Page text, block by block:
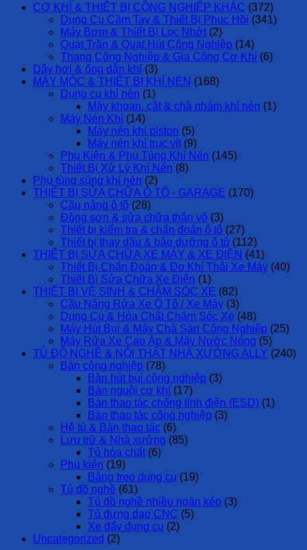
CƠ KHÍ & THIẾT BỊ CÔNG NGHIỆP KHÁC (372)
Dụng Cụ Cầm Tay & Thiết Bị Phục Hồi (341)
Máy Bơm & Thiết Bị Lọc Nhớt (2)
Quạt Trần & Quạt Hút Công Nghiệp (14)
Thang Công Nghiệp & Gia Công Cơ Khí (6)
Dây hơi & ống dẫn khí (3)
MÁY MÓC & THIẾT BỊ KHÍ NÉN (168)
Dụng cụ khí nén (1)
Máy khoan, cắt & chà nhám khí nén (1)
Máy Nén Khí (14)
Máy nén khí piston (5)
Máy nén khí trục vít (9)
Phụ Kiện & Phụ Tùng Khí Nén (145)
Thiết Bị Xử Lý Khí Nén (8)
Phụ tùng súng khí nén (2)
THIẾT BỊ SỬA CHỮA Ô TÔ - GARAGE (170)
Cầu nâng ô tô (28)
Đồng sơn & sửa chữa thân vỏ (3)
Thiết bị kiểm tra & chẩn đoán ô tô (27)
Thiết bị thay dầu & bảo dưỡng ô tô (112)
THIẾT BỊ SỬA CHỮA XE MÁY & XE ĐIỆN (41)
Thiết Bị Chẩn Đoán & Đo Khí Thải Xe Máy (40)
Thiết Bị Sửa Chữa Xe Điện (1)
THIẾT BỊ VỆ SINH & CHĂM SÓC XE (82)
Cầu Nâng Rửa Xe Ô Tô / Xe Máy (3)
Dụng Cụ & Hóa Chất Chăm Sóc Xe (48)
Máy Hút Bụi & Máy Chà Sàn Công Nghiệp (25)
Máy Rửa Xe Cao Áp & Máy Nước Nóng (5)
TỦ ĐỒ NGHỀ & NỘI THẤT NHÀ XƯỞNG ALLY (240)
Bàn công nghiệp (78)
Bàn hút bụi công nghiệp (3)
Bàn nguội cơ khí (17)
Bàn thao tác chống tĩnh điện (ESD) (1)
Bàn thao tác công nghiệp (3)
Hệ tủ & Bàn thao tác (6)
Lưu trữ & Nhà xưởng (85)
Tủ hóa chất (6)
Phụ kiện (19)
Bảng treo dụng cụ (19)
Tủ đồ nghề (61)
Tủ đồ nghề nhiều ngăn kéo (3)
Tủ đựng dao CNC (5)
Xe đẩy dụng cụ (2)
Uncategorized (2)